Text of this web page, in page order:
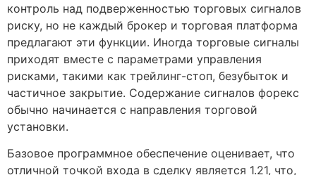
контроль над подверженностью торговых сигналов
риску, но не каждый брокер и торговая платформа
предлагают эти функции. Иногда торговые сигналы
приходят вместе с параметрами управления
рисками, такими как трейлинг-стоп, безубыток и
частичное закрытие. Содержание сигналов форекс
обычно начинается с направления торговой
установки.
Базовое программное обеспечение оценивает, что
отличной точкой входа в сделку является 1.21, что,